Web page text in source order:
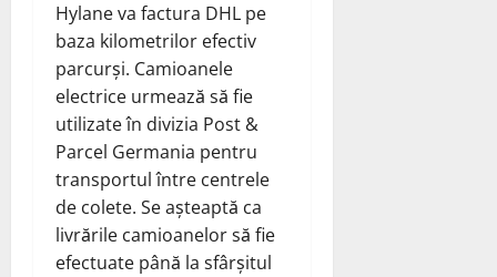
Hylane va factura DHL pe
baza kilometrilor efectiv
parcurși. Camioanele
electrice urmează să fie
utilizate în divizia Post &
Parcel Germania pentru
transportul între centrele
de colete. Se așteaptă ca
livrările camioanelor să fie
efectuate până la sfârșitul